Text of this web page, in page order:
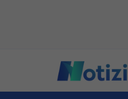
contenuto